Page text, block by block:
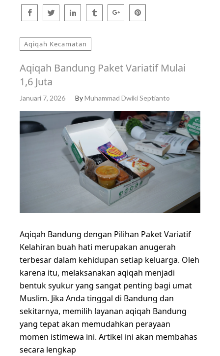
Aqiqah Kecamatan
Aqiqah Bandung Paket Variatif Mulai
1,6 Juta
Januari 7, 2026 ByMuhammad Dwiki Septianto
Aqiqah Bandung dengan Pilihan Paket Variatif
Kelahiran buah hati merupakan anugerah
terbesar dalam kehidupan setiap keluarga. Oleh
karena itu, melaksanakan aqiqah menjadi
bentuk syukur yang sangat penting bagi umat
Muslim. Jika Anda tinggal di Bandung dan
sekitarnya, memilih layanan aqiqah Bandung
yang tepat akan memudahkan perayaan
momen istimewa ini. Artikel ini akan membahas
secara lengkap